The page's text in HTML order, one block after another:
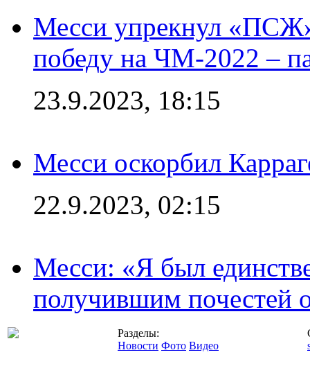
Месси упрекнул «ПСЖ»
победу на ЧМ-2022 –
23.9.2023, 18:15
Месси оскорбил
22.9.2023, 02:15
Месси: «Я был
получившим почестей
Разделы:
Новости Фото Видео